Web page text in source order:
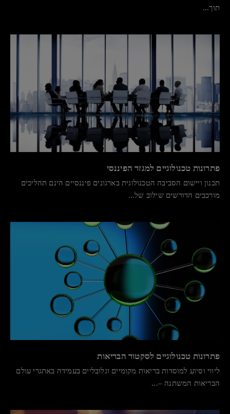
תוך...
פתרונות טכנולוגיים למגזר הפיננסי
תכנון ויישום הסביבה הטכנולוגית בארגונים פיננסיים הינם תהליכים
מורכבים הדורשים שילוב של...
פתרונות טכנולוגיים לסקטור הבריאות
ליווי וסיוע למוסדות בריאות מקומיים וגלובליים בעמידה באתגרי עולם
הבריאות המשתנה –...